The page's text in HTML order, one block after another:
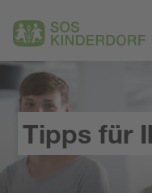
Tipps für